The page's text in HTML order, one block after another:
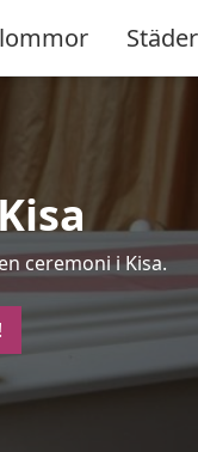
Städer
ceremoni i Kisa.